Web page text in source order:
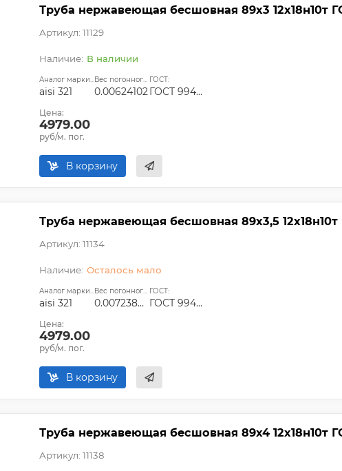
Труба нержавеющая бесшовная 89х3 12х18н10т
Артикул: 11129
В наличии
Аналог марки стали:
aisi 321
Вес погонного метра, т.:
0.00624102
ГОСТ:
ГОСТ 9940-81, ГОСТ 9941-81, ГОСТ 24030-80, ГОСТ 10498-82
Цена:
4979.00
руб/м. пог.
В корзину
Труба нержавеющая бесшовная 89х3,5 12х18н10т
Артикул: 11134
Осталось мало
Аналог марки стали:
aisi 321
Вес погонного метра, т.:
0.0072388575
ГОСТ:
ГОСТ 9940-81, ГОСТ 9941-81, ГОСТ 24030-80, ГОСТ 10498-82
Цена:
4979.00
руб/м. пог.
В корзину
Труба нержавеющая бесшовная 89х4 12х18н10т
Артикул: 11138